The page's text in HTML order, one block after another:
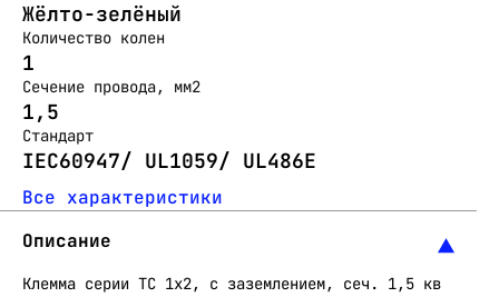
Жёлто-зелёный
Количество колен
1
Сечение провода, мм2
1,5
Стандарт
IEC60947/ UL1059/ UL486E
Все характеристики
Описание
Клемма серии ТС 1х2, с заземлением, сеч. 1,5 кв